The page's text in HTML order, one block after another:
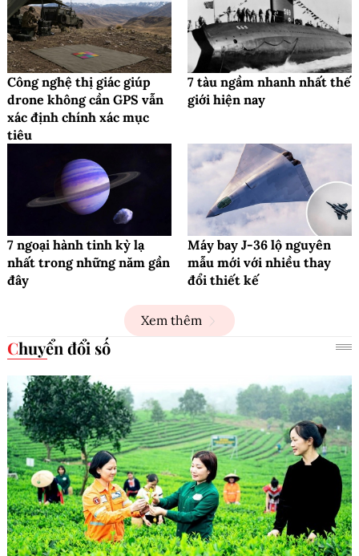
Công nghệ thị giác giúp
drone không cần GPS vẫn
xác định chính xác mục
tiêu
7 tàu ngầm nhanh nhất thế
giới hiện nay
7 ngoại hành tinh kỳ lạ
nhất trong những năm gần
đây
Máy bay J-36 lộ nguyên
mẫu mới với nhiều thay
đổi thiết kế
Xem thêm
Chuyển đổi số